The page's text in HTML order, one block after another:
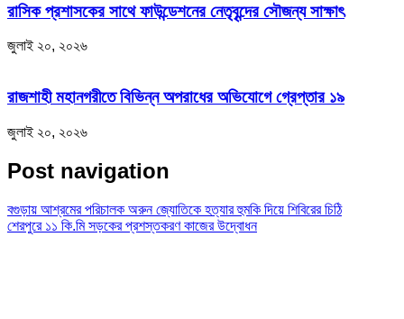
রাসিক প্রশাসকের সাথে ফাউন্ডেশনের নেতৃবৃন্দের সৌজন্য সাক্ষাৎ
জুলাই ২০, ২০২৬
রাজশাহী মহানগরীতে বিভিন্ন অপরাধের অভিযোগে গ্রেপ্তার ১৯
জুলাই ২০, ২০২৬
Post navigation
বগুড়ায় আশ্রমের পরিচালক অরুন জ্যোতিকে হত্যার হুমকি দিয়ে শিবিরের চিঠি
শেরপুরে ১১ কি.মি সড়কের প্রশস্তকরণ কাজের উদ্বোধন